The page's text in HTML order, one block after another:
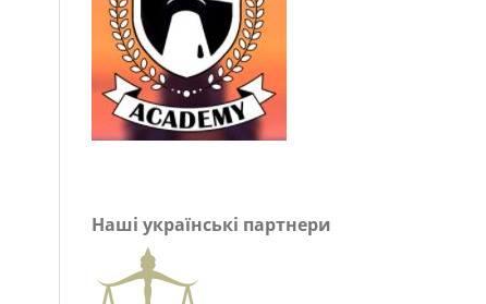
Наші українські партнери